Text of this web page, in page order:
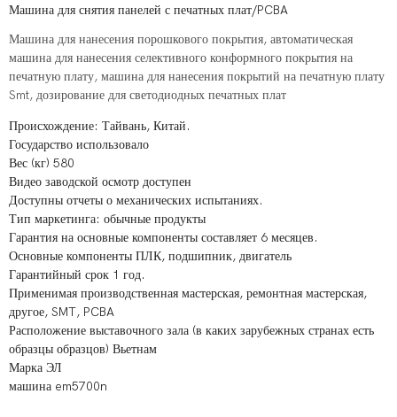
Машина для снятия панелей с печатных плат/PCBA
Машина для нанесения порошкового покрытия, автоматическая
машина для нанесения селективного конформного покрытия на
печатную плату, машина для нанесения покрытий на печатную плату
Smt, дозирование для светодиодных печатных плат
Происхождение: Тайвань, Китай.
Государство использовало
Вес (кг) 580
Видео заводской осмотр доступен
Доступны отчеты о механических испытаниях.
Тип маркетинга: обычные продукты
Гарантия на основные компоненты составляет 6 месяцев.
Основные компоненты ПЛК, подшипник, двигатель
Гарантийный срок 1 год.
Применимая производственная мастерская, ремонтная мастерская,
другое, SMT, PCBA
Расположение выставочного зала (в каких зарубежных странах есть
образцы образцов) Вьетнам
Марка ЭЛ
машина em5700n